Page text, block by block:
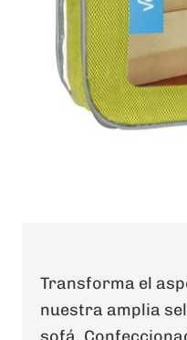
Transforma el
nuestra amplia